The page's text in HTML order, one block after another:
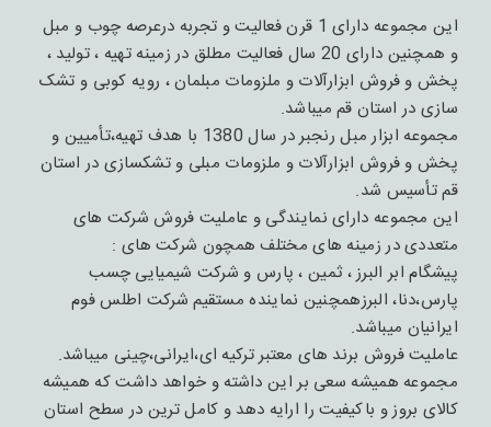
این مجموعه دارای 1 قرن فعالیت و تجربه درعرصه چوب و مبل
و همچنین دارای 20 سال فعالیت مطلق در زمینه تهیه ، تولید ،
پخش و فروش ابزارآلات و ملزومات مبلمان ، رویه کوبی و تشک
سازی در استان قم میباشد.
مجموعه ابزار مبل رنجبر در سال 1380 با هدف تهیه،تأمیین و
پخش و فروش ابزارآلات و ملزومات مبلی و تشکسازی در استان
قم تأسیس شد.
این مجموعه دارای نمایندگی و عاملیت فروش شرکت های
متعددی در زمینه های مختلف همچون شرکت های :
پیشگام ابر البرز ، ثمین ، پارس و شرکت شیمیایی چسب
پارس،دنا، البرزهمچنین نماینده مستقیم شرکت اطلس فوم
ایرانیان میباشد.
عاملیت فروش برند های معتبر ترکیه ای،ایرانی،چینی میباشد.
مجموعه همیشه سعی بر این داشته و خواهد داشت که همیشه
کالای بروز و باکیفیت را ارایه دهد و کامل ترین در سطح استان